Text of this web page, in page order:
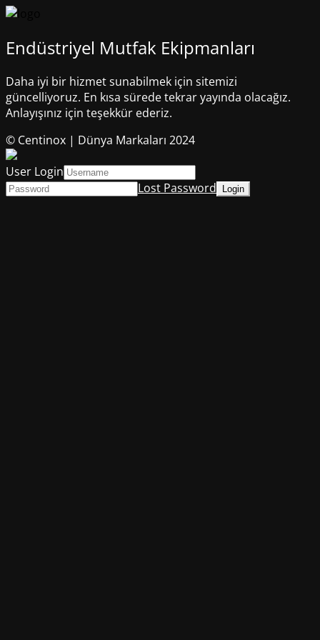
Endüstriyel Mutfak Ekipmanları
Daha iyi bir hizmet sunabilmek için sitemizi
güncelliyoruz. En kısa sürede tekrar yayında olacağız.
Anlayışınız için teşekkür ederiz.
© Centinox | Dünya Markaları 2024
User Login
Lost Password